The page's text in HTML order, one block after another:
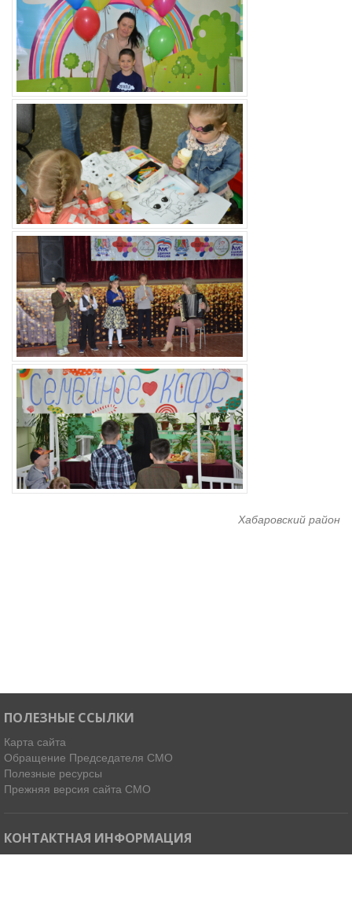
Новости ВАРМСУ
НАСЕЛЕНИЕ И МСУ
Новости ТОС
Лучшие практики ТОС
ЮРИДИЧЕСКИЙ СОВЕТ
Новости юридического совета
Хабаровский район
ПОЛЕЗНЫЕ ССЫЛКИ
Карта сайта
Обращение Председателя СМО
Полезные ресурсы
Прежняя версия сайта СМО
КОНТАКТНАЯ ИНФОРМАЦИЯ